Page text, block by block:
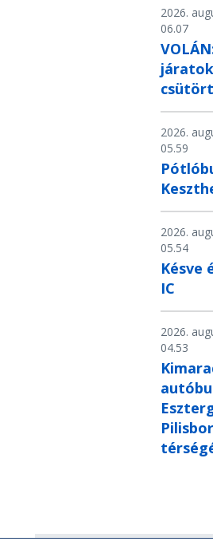
2026.
06.07
2026.
05.59
2026.
05.54
Késve
IC
2026.
04.53